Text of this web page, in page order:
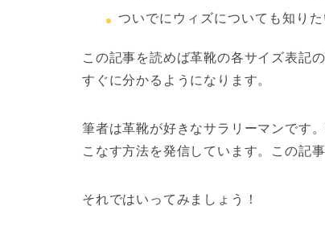
ついでにウィズについても知りた
この記事を読めば革靴の各サイズ表記
すぐに分かるようになります。
筆者は革靴が好きなサラリーマンです
こなす方法を発信しています。この記
それではいってみましょう！